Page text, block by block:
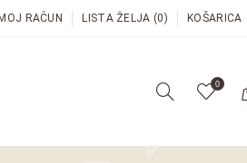
MOJ RAČUN LISTA ŽELJA (0) KOŠARICA
0